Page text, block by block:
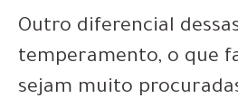
Outro diferencial
temperamento, o que
sejam muito